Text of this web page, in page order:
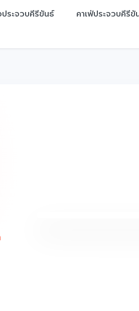
ประจวบคีรีขันธ์
คาเฟ่ประจวบคีรีขั